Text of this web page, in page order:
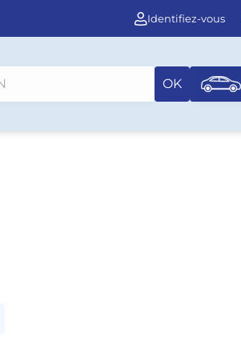
Identifiez-vous
OK